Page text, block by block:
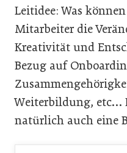
Leitidee: Was
Mitarbeiter die
Kreativität und
Bezug auf
Weiterbildung, etc…
natürlich auch eine